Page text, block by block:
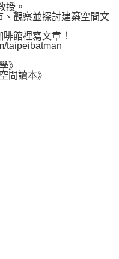
授。
觀察並探討建築空間文
館裡寫文章！
taipeibatman
》
間讀本》